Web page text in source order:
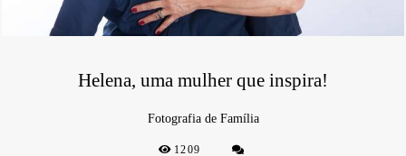
Helena, uma mulher que inspira!
Fotografia de Família
1209